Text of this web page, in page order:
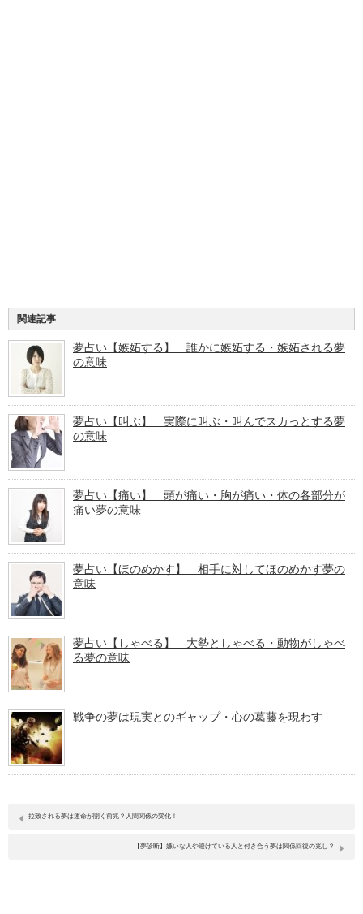
関連記事
夢占い【嫉妬する】 誰かに嫉妬する・嫉妬される夢
の意味
夢占い【叫ぶ】 実際に叫ぶ・叫んでスカっとする夢
の意味
夢占い【痛い】 頭が痛い・胸が痛い・体の各部分が
痛い夢の意味
夢占い【ほのめかす】 相手に対してほのめかす夢の
意味
夢占い【しゃべる】 大勢としゃべる・動物がしゃべ
る夢の意味
戦争の夢は現実とのギャップ・心の葛藤を現わす
拉致される夢は運命が開く前兆？人間関係の変化！
【夢診断】嫌いな人や避けている人と付き合う夢は関係回復の兆し？